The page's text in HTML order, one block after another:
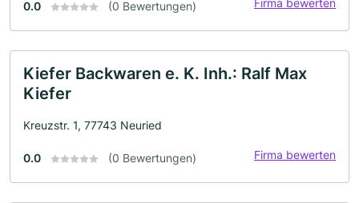
0.0 (0 Bewertungen)
Kiefer Backwaren e. K. Inh.: Ralf Max
Kiefer
Kreuzstr. 1, 77743 Neuried
0.0 (0 Bewertungen) Firma bewerten